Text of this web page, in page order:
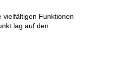
vielfältigen Funktionen
lag auf den